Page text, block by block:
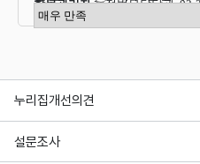
만족도 점수 선택
항목관리자행정법무담당관 02-
누리집개선의견
설문조사